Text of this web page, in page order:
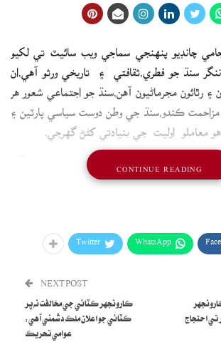
چانڊيو پنهنجي سماجي ويب سائيٽ تي لکيو
سنڌ جو فطري،ثقافتي ۽ تاريخي ورثو آھي،ان
۽ رٿائون مجرماڻيون آھن،سنڌ جو اجتماعي شعور ھر
ڪندو،سنڌ جي وطن دوست سياسي پارٽين ۽
معاملو اوليت جي بنيادتي کڻڻ گھرجي،
ڪيس کٽڻ لاءِ مهانگو
جو ڪيس سپريم ڪورٽ ۾ وڙهڻ نگران
حڪومت لکين روپيا فيس وٺندڙ ڪراچي جي
جو ڪيس ڏسي گهٻرائجي ويا آهن
WhatsApp
Twitter
NEXT POST
ڪارونجهر ڪٽائي جي مخالفت نه پر
ڪٽائي جو اعلان ملڪ دشمني آهي:
عوامي تحريڪ